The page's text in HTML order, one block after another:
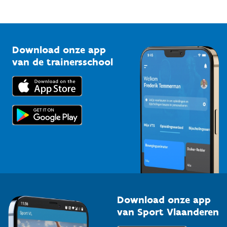
Bedrijven
Trainers en begeleiders
Topsporters
Vlaamse Trainersschool
Kennisplatform
Downloads
Voor de pers
Download onze app
van de trainersschool
Download onze app
van Sport Vlaanderen